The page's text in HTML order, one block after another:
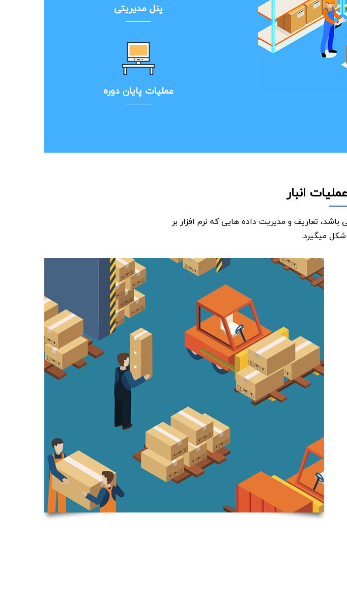
پنل مدیریتی
عملیات پایان دوره
انبار
تعاریف و مدیریت داده هایی که نرم افزار بر
شکل میگیرد.